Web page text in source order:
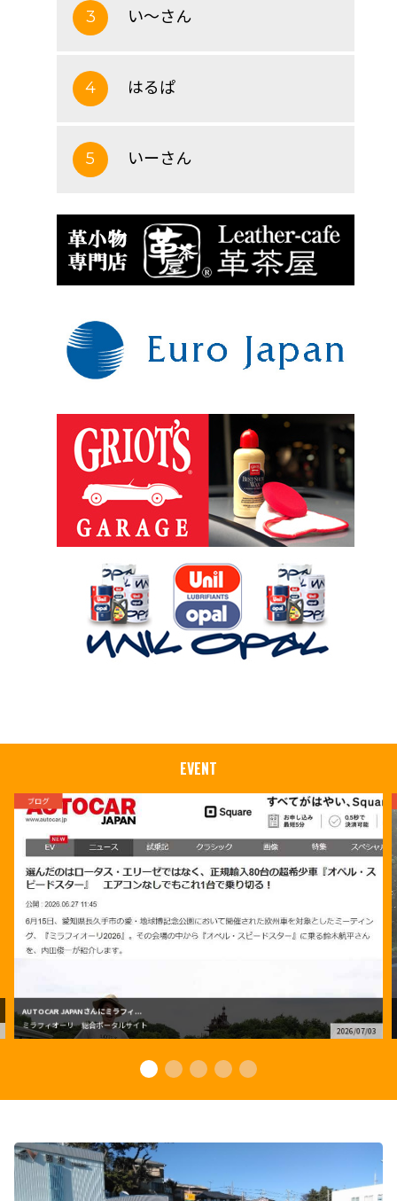
3 い～さん
4 はるぱ
5 いーさん
EVENT
ブログ
AUTOCAR JAPANさんにミラフィ...
ミラフィオーリ 総合ポータルサイト
2026/07/03